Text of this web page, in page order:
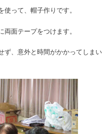
って、帽子作りです。
両面テープをつけます。
ず、意外と時間がかかってしまい